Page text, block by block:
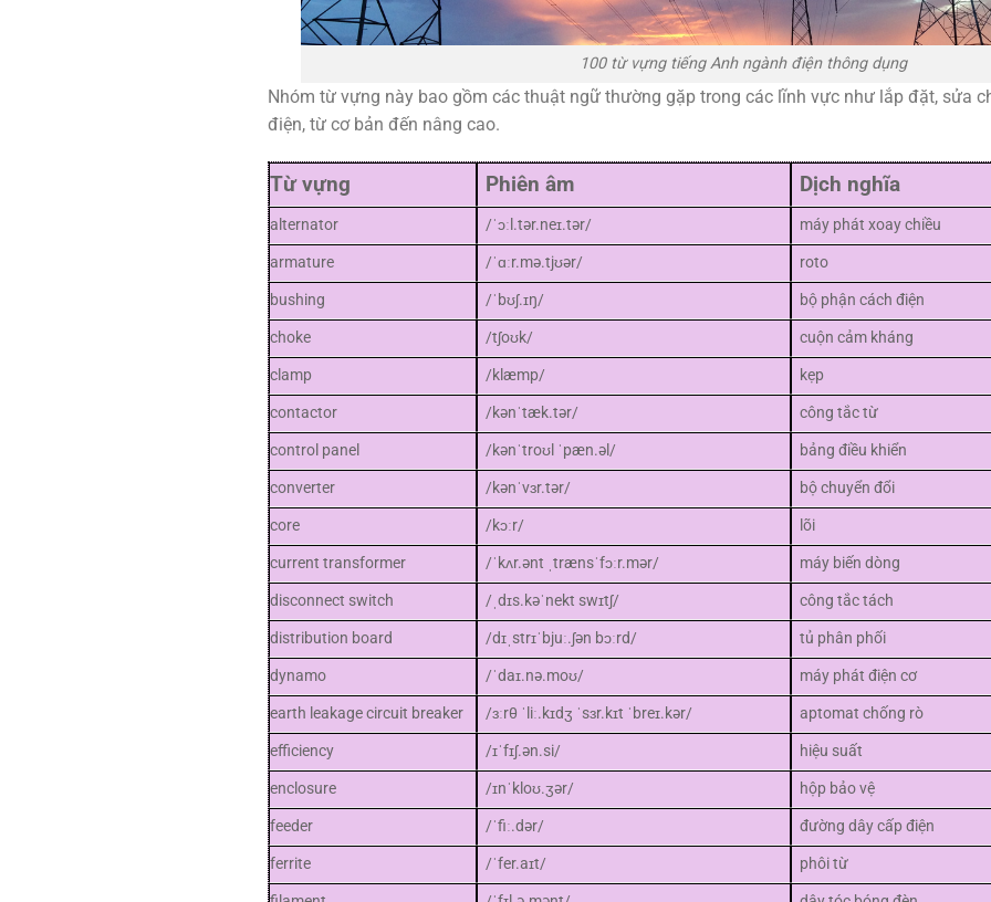
100 từ vựng tiếng Anh ngành điện thông dụng
Nhóm từ vựng này bao gồm các thuật ngữ thường gặp trong các lĩnh vực như lắp đặt, sửa
điện, từ cơ bản đến nâng cao.
Từ vựng Phiên âm Dịch nghĩa
alternator /ˈɔːl.tər.neɪ.tər/
máy phát xoay chiều
armature
/ˈɑːr.mə.tjʊər/
roto
bushing
/ˈbʊʃ.ɪŋ/
bộ phận cách điện
choke
/tʃoʊk/
cuộn cảm kháng
clamp
/klæmp/
kẹp
contactor
/kənˈtæk.tər/
công tắc từ
control panel
/kənˈtroʊl ˈpæn.əl/
bảng điều khiển
converter
/kənˈvɜr.tər/
bộ chuyển đổi
core
/kɔːr/
lõi
current transformer
/ˈkʌr.ənt ˌtrænsˈfɔːr.mər/
máy biến dòng
disconnect switch
/ˌdɪs.kəˈnekt swɪtʃ/
công tắc tách
distribution board
/dɪˌstrɪˈbjuː.ʃən bɔːrd/
tủ phân phối
dynamo
/ˈdaɪ.nə.moʊ/
máy phát điện cơ
earth leakage circuit breaker
/ɜːrθ ˈliː.kɪdʒ ˈsɜr.kɪt ˈbreɪ.kər/
aptomat chống rò
efficiency
/ɪˈfɪʃ.ən.si/
hiệu suất
enclosure
/ɪnˈkloʊ.ʒər/
hộp bảo vệ
feeder
/ˈfiː.dər/
đường dây cấp điện
ferrite
/ˈfer.aɪt/
phôi từ